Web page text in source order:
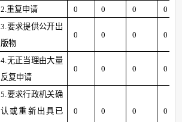
2.重复申请 0 0 0
0
3. 要求提供公开出
版物
0 0 0 0
4. 无正当理由大量
反复申请
0 0 0 0
5. 要求行政机关确
认或重新出具已
0 0 0 0